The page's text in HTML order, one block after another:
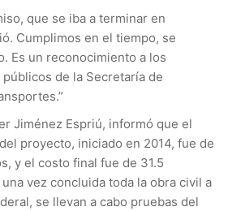
que se iba a terminar en
Cumplimos en el tiempo, se
Es un reconocimiento a los
de la Secretaría de
Jiménez Espriú, informó que el
proyecto, iniciado en 2014, fue de
y el costo final fue de 31.5
vez concluida toda la obra civil a
se llevan a cabo pruebas del